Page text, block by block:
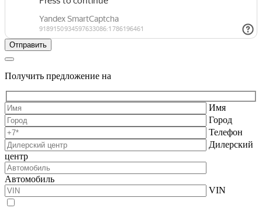
Получить предложение на
Имя
Город
Телефон
Дилерский
центр
Автомобиль
VIN